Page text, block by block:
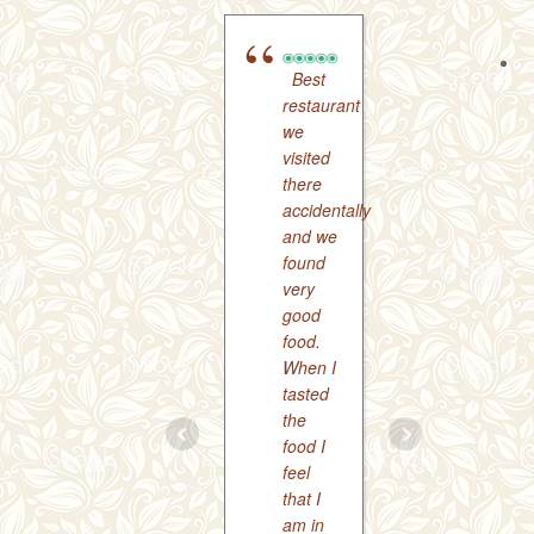
Best
restaurant
we
visited
there
accidentally
and we
found
very
good
food.
When I
tasted
the
food I
feel
that I
am in
.Very
nice
lovely
&
friendly
staff.
Delicious
food,
nice
curries
and
great
biryani.
&
mango
lassi